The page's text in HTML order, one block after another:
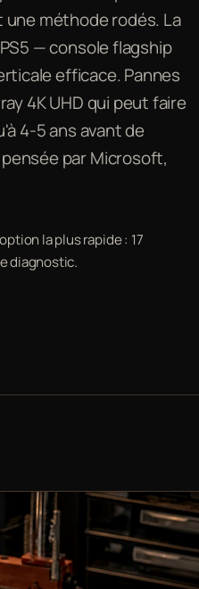
méthode rodés. La
— console flagship
efficace. Pannes
4K UHD qui peut faire
4-5 ans avant de
par Microsoft,
la plus rapide : 17
diagnostic.